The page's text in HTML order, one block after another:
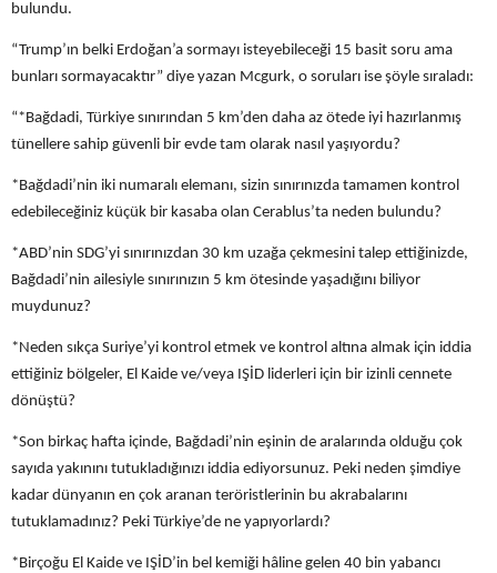
bulundu.
“Trump’ın belki Erdoğan’a sormayı isteyebileceği 15 basit soru ama
bunları sormayacaktır” diye yazan Mcgurk, o soruları ise şöyle sıraladı:
“*Bağdadi, Türkiye sınırından 5 km’den daha az ötede iyi hazırlanmış
tünellere sahip güvenli bir evde tam olarak nasıl yaşıyordu?
*Bağdadi’nin iki numaralı elemanı, sizin sınırınızda tamamen kontrol
edebileceğiniz küçük bir kasaba olan Cerablus’ta neden bulundu?
*ABD’nin SDG’yi sınırınızdan 30 km uzağa çekmesini talep ettiğinizde,
Bağdadi’nin ailesiyle sınırınızın 5 km ötesinde yaşadığını biliyor
muydunuz?
*Neden sıkça Suriye’yi kontrol etmek ve kontrol altına almak için iddia
ettiğiniz bölgeler, El Kaide ve/veya IŞİD liderleri için bir izinli cennete
dönüştü?
*Son birkaç hafta içinde, Bağdadi’nin eşinin de aralarında olduğu çok
sayıda yakınını tutukladığınızı iddia ediyorsunuz. Peki neden şimdiye
kadar dünyanın en çok aranan teröristlerinin bu akrabalarını
tutuklamadınız? Peki Türkiye’de ne yapıyorlardı?
*Birçoğu El Kaide ve IŞİD’in bel kemiği hâline gelen 40 bin yabancı